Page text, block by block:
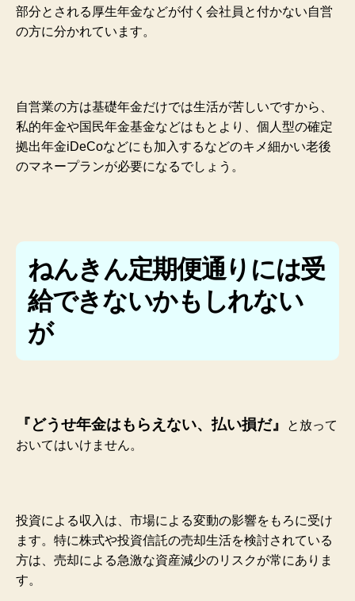
部分とされる厚生年金などが付く会社員と付かない自営
の方に分かれています。
自営業の方は基礎年金だけでは生活が苦しいですから、
私的年金や国民年金基金などはもとより、個人型の確定
拠出年金iDeCoなどにも加入するなどのキメ細かい老後
のマネープランが必要になるでしょう。
ねんきん定期便通りには受
給できないかもしれない
が
『どうせ年金はもらえない、払い損だ』
と放って
おいてはいけません。
投資による収入は、市場による変動の影響をもろに受け
ます。特に株式や投資信託の売却生活を検討されている
方は、売却による急激な資産減少のリスクが常にありま
す。